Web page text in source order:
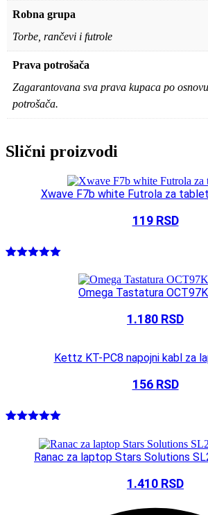
Robna grupa
Torbe, rančevi i futrole
Prava potrošača
Zagarantovana sva prava kupaca po
potrošača.
Slični proizvodi
Xwave F7b white Futrola za
119 RSD
Omega Tastatura
1.180 RSD
Kettz KT-PC8 napojni kabl za
156 RSD
od 5
na osnovuRanac za laptop Stars Solutions
1.410 RSD